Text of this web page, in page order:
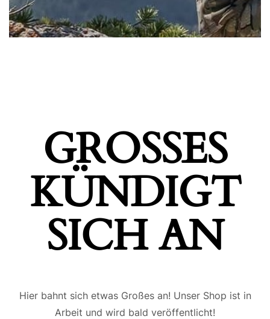
GROSSES K
ÜNDIGT S
ICH AN
Hier bahnt sich etwas Großes an! Unser Shop ist in
Arbeit und wird bald veröffentlicht!